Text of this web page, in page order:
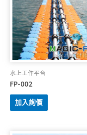
水上工作平台
FP-002
加入詢價